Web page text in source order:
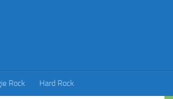
Rock Hard Rock